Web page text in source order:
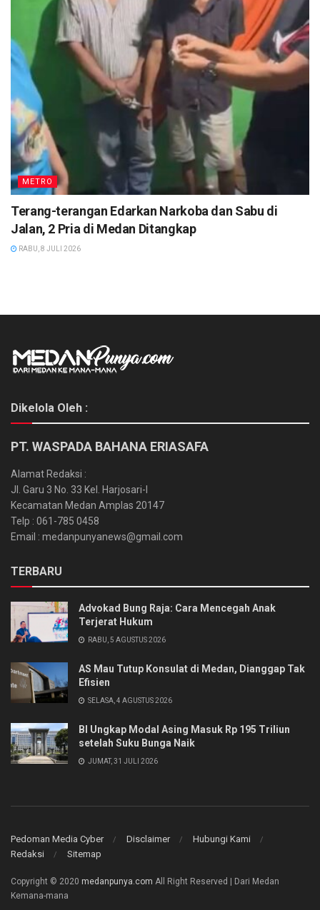
METRO
Terang-terangan Edarkan Narkoba dan Sabu di
Jalan, 2 Pria di Medan Ditangkap
RABU, 8 JULI 2026
Dikelola Oleh :
PT. WASPADA BAHANA ERIASAFA
Alamat Redaksi :
Jl. Garu 3 No. 33 Kel. Harjosari-I
Kecamatan Medan Amplas 20147
Telp : 061-785 0458
Email : medanpunyanews@gmail.com
TERBARU
Advokad Bung Raja: Cara Mencegah Anak
Terjerat Hukum
RABU, 5 AGUSTUS 2026
AS Mau Tutup Konsulat di Medan, Dianggap Tak
Efisien
SELASA, 4 AGUSTUS 2026
BI Ungkap Modal Asing Masuk Rp 195 Triliun
setelah Suku Bunga Naik
JUMAT, 31 JULI 2026
Pedoman Media Cyber Disclaimer
Hubungi Kami
Redaksi
Sitemap
Copyright © 2020 medanpunya.com All Right Reserved | Dari Medan
Kemana-mana